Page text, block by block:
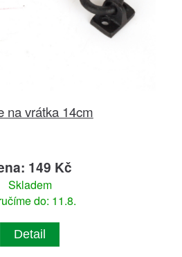
na vrátka 14cm
149 Kč
Skladem
do: 11.8.
Detail